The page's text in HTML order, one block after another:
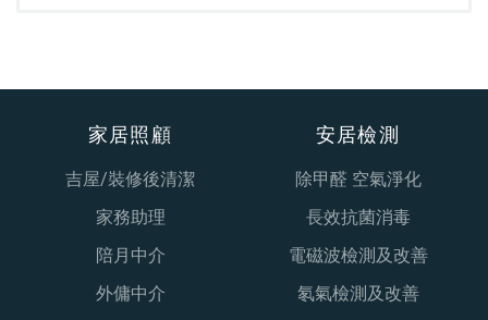
家居照顧
吉屋/裝修後清潔
家務助理
陪月中介
外傭中介
安居檢測
除甲醛 空氣淨化
長效抗菌消毒
電磁波檢測及改善
氡氣檢測及改善